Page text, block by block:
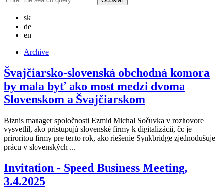
sk
de
en
Archive
Švajčiarsko-slovenská obchodná komora
by mala byť ako most medzi dvoma
Slovenskom a Švajčiarskom
Biznis manager spoločnosti Ezmid Michal Sočuvka v rozhovore
vysvetlil, ako pristupujú slovenské firmy k digitalizácii, čo je
priroritou firmy pre tento rok, ako riešenie Synkbridge zjednodušuje
prácu v slovenských ...
Invitation - Speed Business Meeting,
3.4.2025